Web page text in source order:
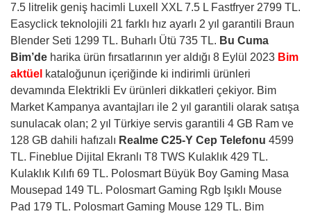
7.5 litrelik geniş hacimli Luxell XXL 7.5 L Fastfryer 2799 TL.
Easyclick teknolojili 21 farklı hız ayarlı 2 yıl garantili Braun
Blender Seti 1299 TL. Buharlı Ütü 735 TL. Bu Cuma
Bim’de harika ürün fırsatlarının yer aldığı 8 Eylül 2023 Bim
aktüel kataloğunun içeriğinde ki indirimli ürünleri
devamında Elektrikli Ev ürünleri dikkatleri çekiyor. Bim
Market Kampanya avantajları ile 2 yıl garantili olarak satışa
sunulacak olan; 2 yıl Türkiye servis garantili 4 GB Ram ve
128 GB dahili hafızalı Realme C25-Y Cep Telefonu 4599
TL. Fineblue Dijital Ekranlı T8 TWS Kulaklık 429 TL.
Kulaklık Kılıfı 69 TL. Polosmart Büyük Boy Gaming Masa
Mousepad 149 TL. Polosmart Gaming Rgb Işıklı Mouse
Pad 179 TL. Polosmart Gaming Mouse 129 TL. Bim